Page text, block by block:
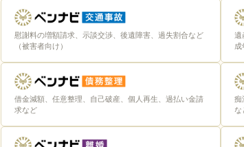
法テラス愛知の口コミ・評判は？
法テラス愛知の良い口コミ・評判
法テラス愛知の悪い口コミ・評判
法テラス愛知を利用するデメリットは？
自分で弁護士を選ぶことができない
慰謝料の増額請求、示談交渉、後遺障害、過失割合など
（被害者向け）
遺
成
借金減額、任意整理、自己破産、個人再生、過払い金請
求など
痴
な